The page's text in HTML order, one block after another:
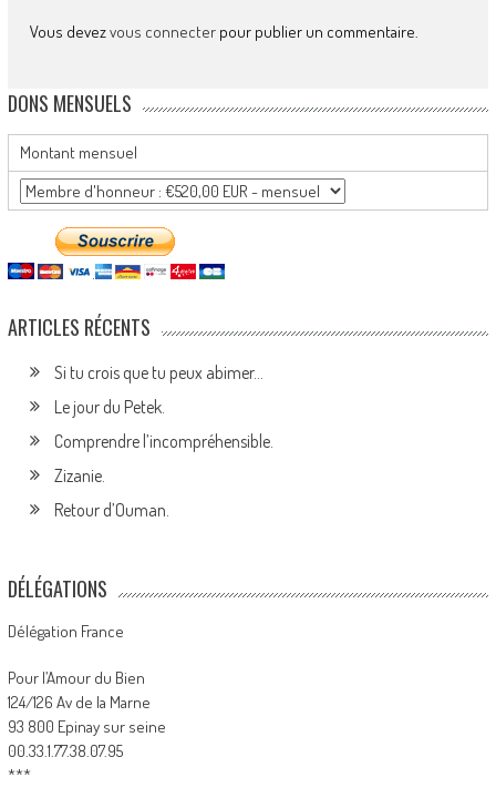
Vous devezvous connecterpour publier un commentaire.
DONS MENSUELS
Montant mensuel
ARTICLES RÉCENTS
Si tu crois que tu peux abimer…
Le jour du Petek.
Comprendre l’incompréhensible.
Zizanie.
Retour d’Ouman.
DÉLÉGATIONS
Délégation France
Pour l’Amour du Bien
124/126 Av de la Marne
93 800 Epinay sur seine
00.33.1.77.38.07.95
***